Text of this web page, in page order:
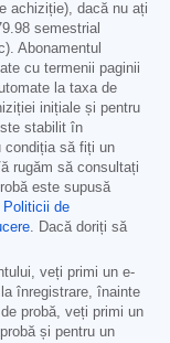
achiziție), dacă nu ați
semestrial
Abonamentul
cu termenii paginii
la taxa de
inițiale și pentru
stabilit în
condiția să fiți un
rugăm să consultați
este supusă
Politicii de
. Dacă doriți să
veți primi un e-
înregistrare, înainte
probă, veți primi un
și pentru un